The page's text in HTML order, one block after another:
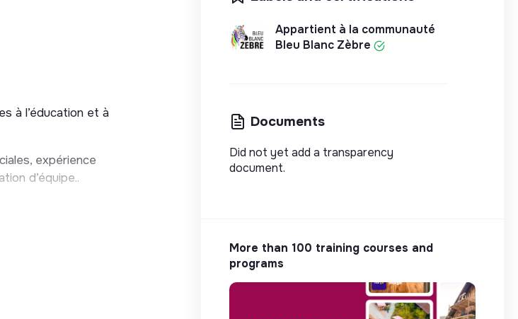
des familles
bénévole,
à l’éducation et à
expérience
d’équipe..
Appartient à la communauté
Bleu Blanc Zèbre
Documents
Did not yet add a transparency
document.
More than 100 training courses and
programs